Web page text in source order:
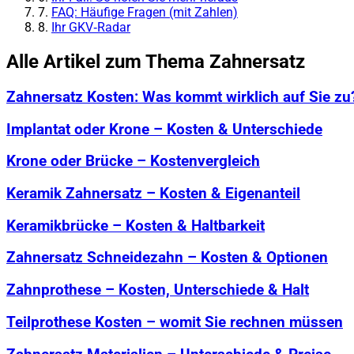
7. FAQ: Häufige Fragen (mit Zahlen)
8. Ihr GKV‑Radar
Alle Artikel zum Thema Zahnersatz
Zahnersatz Kosten: Was kommt wirklich auf Sie
Implantat oder Krone – Kosten & Unterschiede
Krone oder Brücke – Kostenvergleich
Keramik Zahnersatz – Kosten & Eigenanteil
Keramikbrücke – Kosten & Haltbarkeit
Zahnersatz Schneidezahn – Kosten & Optionen
Zahnprothese – Kosten, Unterschiede & Halt
Teilprothese Kosten – womit Sie rechnen müssen